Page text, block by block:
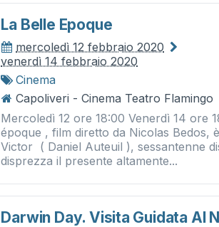
La Belle Epoque
mercoledì 12 febbraio 2020
venerdì 14 febbraio 2020
Cinema
Capoliveri - Cinema Teatro Flamingo
Mercoledì 12 ore 18:00 Venerdì 14 ore
époque , film diretto da Nicolas Bedos,
Victor ( Daniel Auteuil ), sessantenne
disprezza il presente altamente...
Darwin Day. Visita Guidata Al